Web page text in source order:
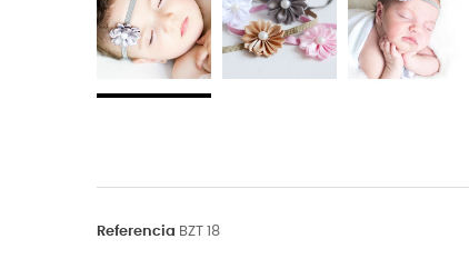
Referencia BZT 18